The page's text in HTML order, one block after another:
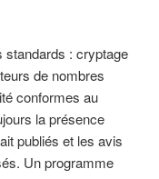
standards : cryptage
de nombres
conformes au
la présence
publiés et les avis
Un programme